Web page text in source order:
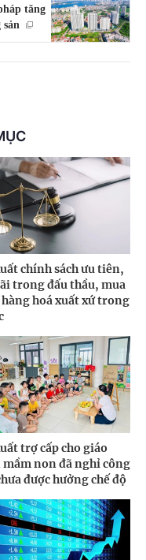
tăng
chính sách ưu tiên,
trong đấu thầu, mua
hàng hoá xuất xứ trong
trợ cấp cho giáo
mầm non đã nghỉ công
được hưởng chế độ